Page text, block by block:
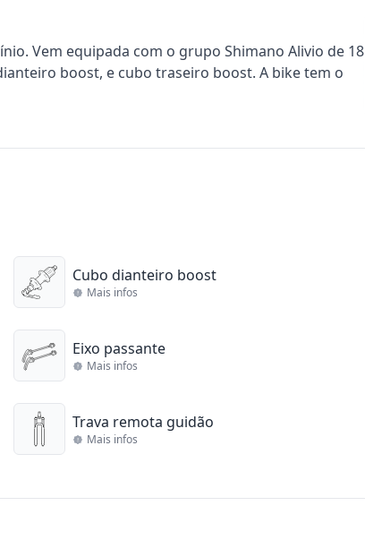
Vem equipada com o grupo Shimano Alivio de 18
boost, e cubo traseiro boost. A bike tem o
Cubo dianteiro boost
Mais infos
Eixo passante
Mais infos
Trava remota guidão
Mais infos